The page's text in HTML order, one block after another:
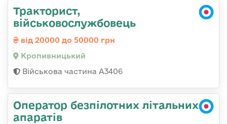
Тракторист,
військовослужбовець
від 20000 до 50000 грн
Кропивницький
Військова частина А3406
Оператор безпілотних літальних
апаратів